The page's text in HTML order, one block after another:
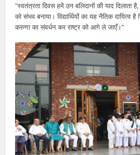
“स्वतंत्रता दिवस हमें उन बलिदानों की याद दिलाता
को संभव बनाया। विद्यार्थियों का यह नैतिक
करुणा का संवर्धन कर राष्ट्र को आगे ले जाएँ।”